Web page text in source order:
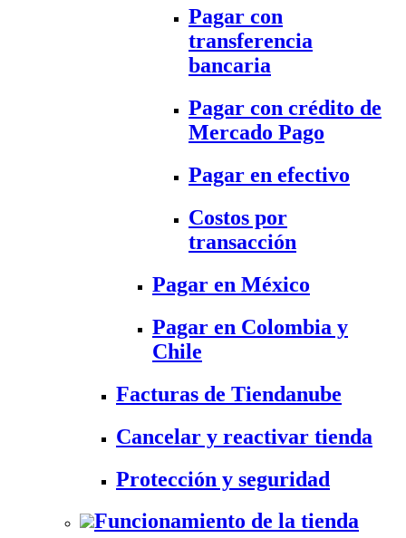
Pagar con
transferencia
bancaria
Pagar con crédito de
Mercado Pago
Pagar en efectivo
Costos por
transacción
Pagar en México
Pagar en Colombia y
Chile
Facturas de Tiendanube
Cancelar y reactivar tienda
Protección y seguridad
Funcionamiento de la tienda